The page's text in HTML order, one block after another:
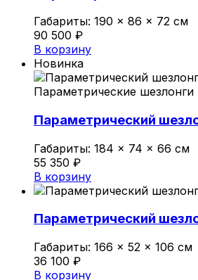
Политика конфиденциальности
0
Обзор корзины
В корзине нет товаров.
Габариты: 190 × 86 × 72 см
90 500 ₽
В корзину
Новинка
Параметрический
Габариты: 184 × 74 × 66 см
55 350 ₽
В корзину
Параметрический
Габариты: 166 × 52 × 106 см
36 100 ₽
В корзину